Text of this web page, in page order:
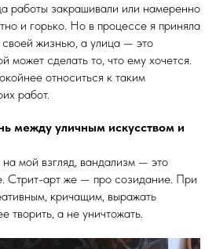
работы закрашивали или намеренно
и горько. Но в процессе я приняла
своей жизнью, а улица — это
может сделать то, что ему хочется.
относиться к таким
работ.
между уличным искусством и
мой взгляд, вандализм — это
Стрит-арт же — про созидание. При
кричащим, выражать
творить, а не уничтожать.